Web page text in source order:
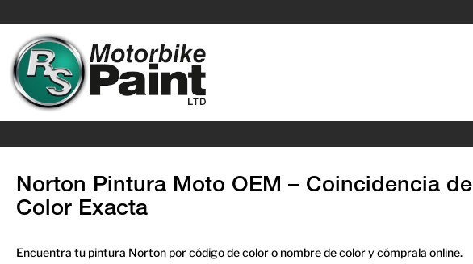
Norton Pintura Moto OEM – Coincidencia de
Color Exacta
Encuentra tu pintura Norton por código de color o nombre de color y cómprala online.